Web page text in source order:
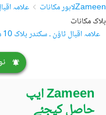
Zameenلاہور مکانات علامہ
بلاک مکانات
علامہ اقبال ٹاؤن ۔ سکندر بلاک 10 مرلہ مکانات کرایہ پر دستیاب
Zameen ایپ
حاصل کیجئے